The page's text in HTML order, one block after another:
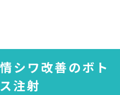
シワ改善のボト
注射